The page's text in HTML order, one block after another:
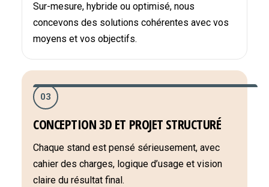
Sur-mesure, hybride ou optimisé, nous
concevons des solutions cohérentes avec vos
moyens et vos objectifs.
03
CONCEPTION 3D ET PROJET STRUCTURÉ
Chaque stand est pensé sérieusement, avec
cahier des charges, logique d’usage et vision
claire du résultat final.